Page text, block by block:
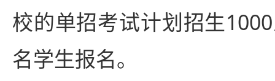
校的单招考试计划招生
名学生报名。